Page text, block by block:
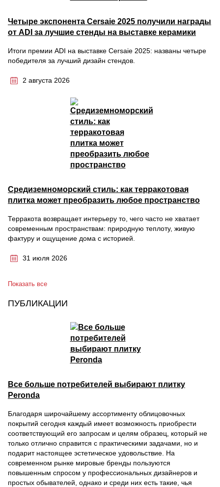
Четыре экспонента Cersaie 2025 получили награды
от ADI за лучшие стенды на выставке керамики
Итоги премии ADI на выставке Cersaie 2025: названы четыре
победителя за лучший дизайн стендов.
2 августа 2026
Средиземноморский стиль: как терракотовая
плитка может преобразить любое пространство
Терракота возвращает интерьеру то, чего часто не хватает
современным пространствам: природную теплоту, живую
фактуру и ощущение дома с историей.
31 июля 2026
Показать все
ПУБЛИКАЦИИ
Все больше потребителей выбирают плитку
Peronda
Благодаря широчайшему ассортименту облицовочных
покрытий сегодня каждый имеет возможность приобрести
соответствующий его запросам и целям образец, который не
только отлично справится с практическими задачами, но и
подарит настоящее эстетическое удовольствие. На
современном рынке мировые бренды пользуются
повышенным спросом у профессиональных дизайнеров и
простых обывателей, однако и среди них есть такие, чья